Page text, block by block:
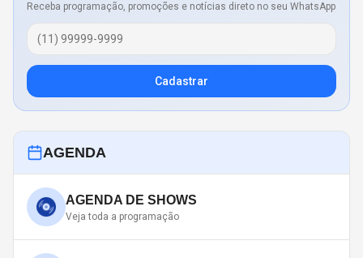
Receba programação, promoções e notícias direto no seu WhatsApp
Cadastrar
AGENDA
AGENDA DE SHOWS
Veja toda a programação